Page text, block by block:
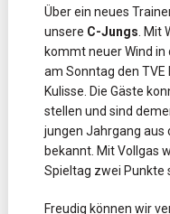
Über ein neues
unsere C-Jungs .
kommt neuer Wind
am Sonntag den
Kulisse. Die Gäste
stellen und sind
jungen Jahrgang aus
bekannt. Mit Vollgas
Spieltag zwei Punkte
Freudig können wir